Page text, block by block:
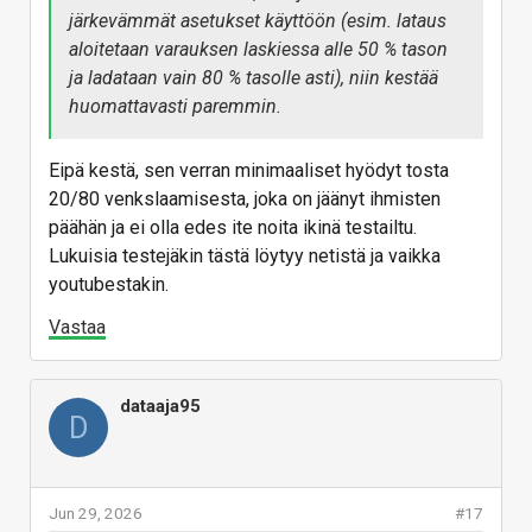
viereisestä hallista muutamassa tunnissa. Tällä
perustellaan nykyinen korkea hinta.
Jos kysyntää on niin myös rahaa silloin on. Ei
siis tarvitse kilpailla. Jos joku toteaa ettei näillä
aika ostaa.
Varmasti hinnat tulee laskemaan mutta tämä on
uusi normaali eli paluuta varhaan tuskin on.
Mikä laskisi hinnat kunnolla olisi esim.
massiivinen lama kuten mm. AI-poksauksen
alkuunsaattama yleistunnelmapohjainen
tsunami talouteen joka
kerrannaisvaikutuksineen (~interferenssi)
lopettaisi kysynnän kuin seinään jolloin hinnat
laskisi monella eri sektorilla ja suurella
momentilla.
Monen tuotteen hinta on romahtanut sen takia
järkevämmät asetukset käyttöön (esim. lataus
aloitetaan varauksen laskiessa alle 50 % tason
ja ladataan vain 80 % tasolle asti), niin kestää
huomattavasti paremmin.
Eipä kestä, sen verran minimaaliset hyödyt tosta
20/80 venkslaamisesta, joka on jäänyt ihmisten
päähän ja ei olla edes ite noita ikinä testailtu.
Lukuisia testejäkin tästä löytyy netistä ja vaikka
youtubestakin.
Vastaa
D
dataaja95
#17
Jun 29, 2026